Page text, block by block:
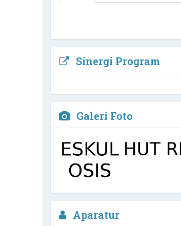
Sinergi Program
Galeri Foto
Aparatur
Waka Kurikulim